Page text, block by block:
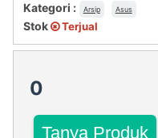
Kategori : Arsip Asus
Stok Terjual
0
Tanya Produk